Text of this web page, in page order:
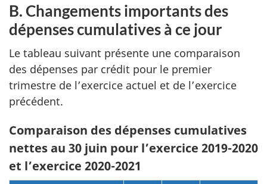
B. Changements importants des
dépenses cumulatives à ce jour
Le tableau suivant présente une comparaison
des dépenses par crédit pour le premier
trimestre de l’exercice actuel et de l’exercice
précédent.
Comparaison des dépenses cumulatives
nettes au 30 juin pour l’exercice 2019-2020
et l’exercice 2020-2021